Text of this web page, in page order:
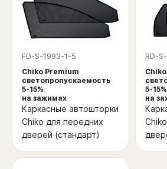
FD-S-1993-1-5
Chiko Premium
светопропускаемость
5-15%
на зажимах
Каркасные автошторки
Chiko для передних
дверей (стандарт)
RD-
5-15%
на